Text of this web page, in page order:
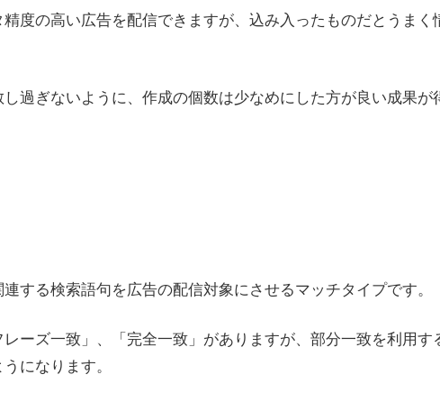
度の高い広告を配信できますが、込み入ったものだとうまく
過ぎないように、作成の個数は少なめにした方が良い成果が
する検索語句を広告の配信対象にさせるマッチタイプです。
レーズ一致」、「完全一致」がありますが、部分一致を利用す
になります。